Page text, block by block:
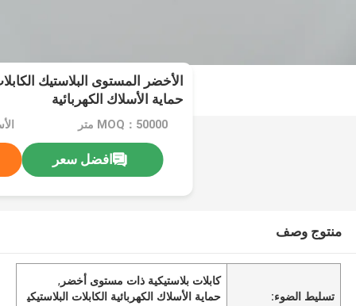
الأخضر المستوى البلاستيك
حماية الأسلاك الكهربائية
MOQ：50000 متر
افضل سعر
منتوج وصف
تسليط الضوء:
كابلات بلاستيكية ذات مستوى أخضر ,
حماية الأسلاك الكهربائية الكابلات البلاستيكي